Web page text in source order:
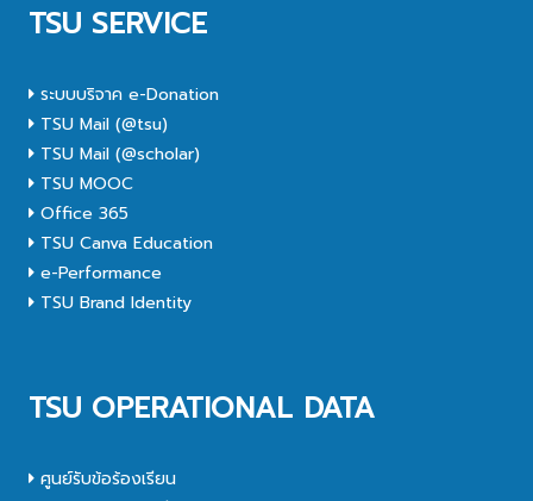
TSU SERVICE
ระบบบริจาค e-Donation
TSU Mail (@tsu)
TSU Mail (@scholar)
TSU MOOC
Office 365
TSU Canva Education
e-Performance
TSU Brand Identity
TSU OPERATIONAL DATA
ศูนย์รับข้อร้องเรียน